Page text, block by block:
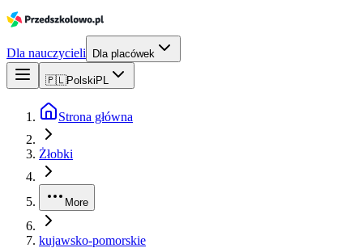
Dla nauczycieli Dla placówek
🇵🇱Polski PL
Strona główna
Żłobki
More
kujawsko-pomorskie